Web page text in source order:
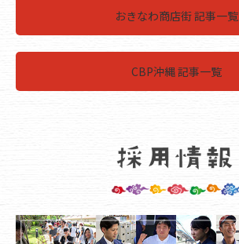
おきなわ商店街 記事一覧
CBP沖縄 記事一覧